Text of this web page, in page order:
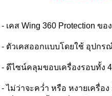
- เคส Wing 360 Protection ข
- ตัวเคสออกแบบโดยใช้ อุปกร
- ดีไซน์คลุมขอบเครื่องรอบทั้ง
- ไม่ว่าจะคว่ำ หรือ หงายเครื่